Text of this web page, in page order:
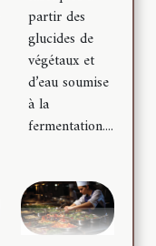
partir des
glucides de
végétaux et
d’eau soumise
à la
fermentation....